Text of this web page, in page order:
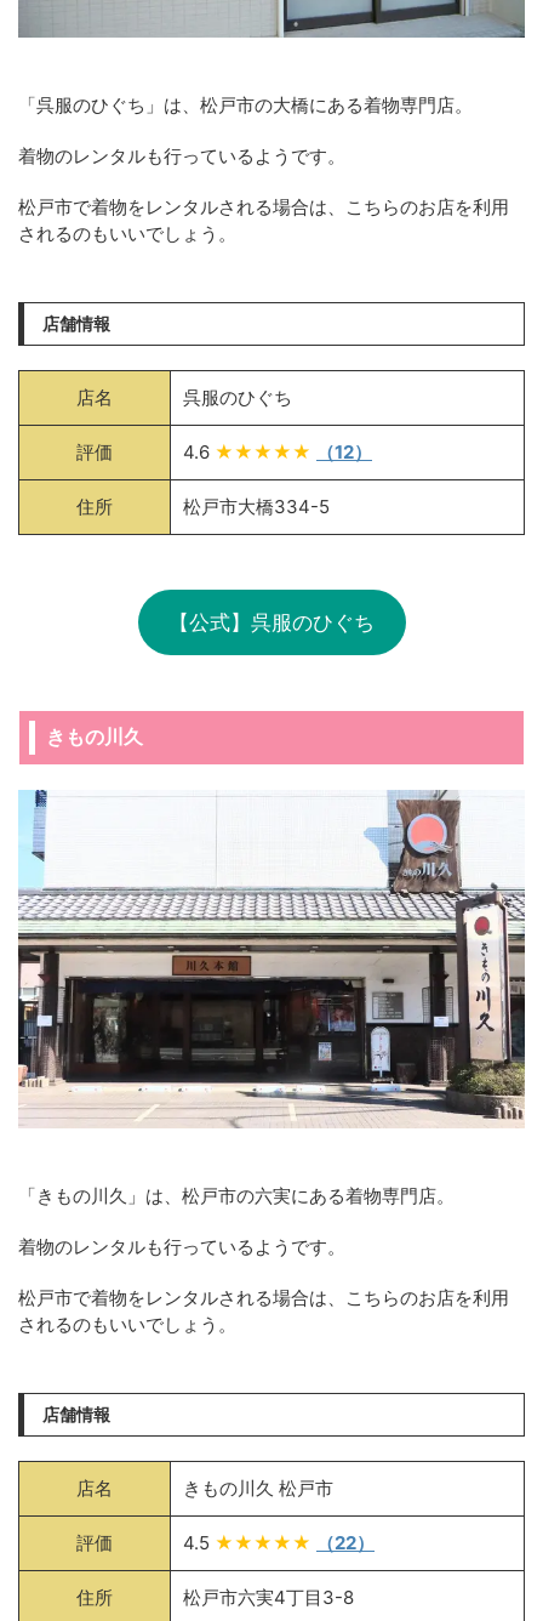
「呉服のひぐち」は、松戸市の大橋にある着物専門店。
着物のレンタルも行っているようです。
松戸市で着物をレンタルされる場合は、こちらのお店を利用
されるのもいいでしょう。
店舗情報
店名 呉服のひぐち
評価 4.6 ★★★★★ （12）
住所 松戸市大橋334-5
【公式】呉服のひぐち
きもの川久
「きもの川久」は、松戸市の六実にある着物専門店。
着物のレンタルも行っているようです。
松戸市で着物をレンタルされる場合は、こちらのお店を利用
されるのもいいでしょう。
店舗情報
店名 きもの川久 松戸市
評価 4.5 ★★★★★ （22）
住所 松戸市六実4丁目3-8